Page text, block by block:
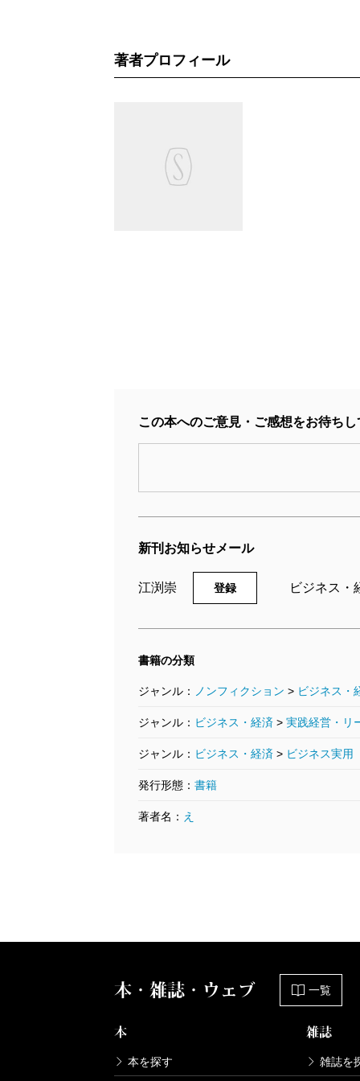
著者プロフィール
この本へのご意見・ご感想をお待ち
新刊お知らせメール
江渕崇 登録 ビジネス・
書籍の分類
ジャンル： ノンフィクション > ビジネス・
ジャンル： ビジネス・経済 > 実践経営・リ
ジャンル： ビジネス・経済 > ビジネス実用
発行形態： 書籍
著者名： え
本・雑誌・ウェブ 一覧
本
本を探す
雑誌
雑誌を